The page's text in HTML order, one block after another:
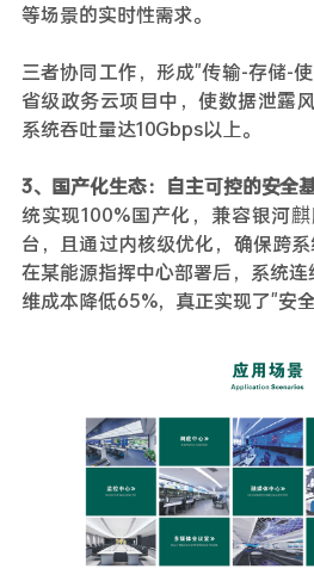
等场景的实时性需求。
三者协同工作，形成"传输-存储-
省级政务云项目中，使数据泄露
系统吞吐量达10Gbps以上。
3、国产化生态：自主可控的安全
统实现100%国产化，兼容银河
台，且通过内核级优化，确保跨
在某能源指挥中心部署后，系统
维成本降低65%，真正实现了"安